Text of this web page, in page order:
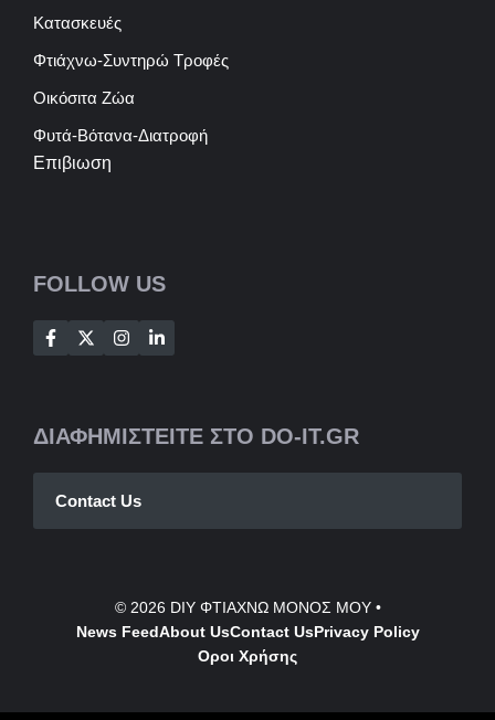
Κατασκευές
Φτιάχνω-Συντηρώ Τροφές
Οικόσιτα Ζώα
Φυτά-Βότανα-Διατροφή
Επιβιωση
FOLLOW US
ΔΙΑΦΗΜΙΣΤΕΙΤΕ ΣΤΟ DO-IT.GR
Contact Us
© 2026 DIY ΦΤΙΑΧΝΩ ΜΟΝΟΣ ΜΟΥ•
News FeedAbout UsContactUsPrivacy Policy
Οροι Χρήσης